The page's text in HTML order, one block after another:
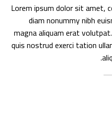
Lorem ipsum dolor sit amet,
diam nonummy nibh
magna aliquam erat
quis nostrud exerci tation